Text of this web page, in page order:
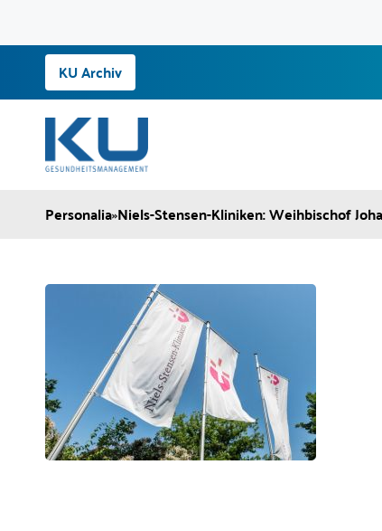
springen
KU Archiv
Personalia»Niels-Stensen-Kliniken: Weihbischof